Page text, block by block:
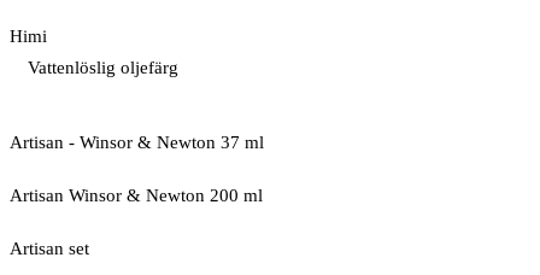
Himi
Vattenlöslig oljefärg
Artisan - Winsor & Newton 37 ml
Artisan Winsor & Newton 200 ml
Artisan set